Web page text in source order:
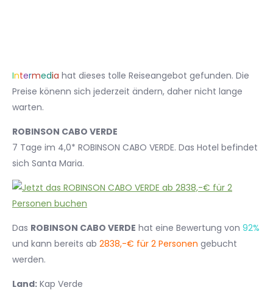
Intermedia hat dieses tolle Reiseangebot gefunden. Die
Preise könenn sich jederzeit ändern, daher nicht lange
warten.
ROBINSON CABO VERDE
7 Tage im 4,0* ROBINSON CABO VERDE. Das Hotel befindet
sich Santa Maria.
Das ROBINSON CABO VERDE hat eine Bewertung von 92%
und kann bereits ab 2838,-€ für 2 Personen gebucht
werden.
Land: Kap Verde